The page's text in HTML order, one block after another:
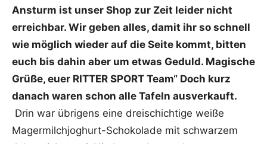
Ansturm ist unser Shop zur Zeit leider nicht
erreichbar. Wir geben alles, damit ihr so schnell
wie möglich wieder auf die Seite kommt, bitten
euch bis dahin aber um etwas Geduld. Magische
Grüße, euer RITTER SPORT Team“ Doch kurz
danach waren schon alle Tafeln ausverkauft.
Drin war übrigens eine dreischichtige weiße
Magermilchjoghurt-Schokolade mit schwarzem